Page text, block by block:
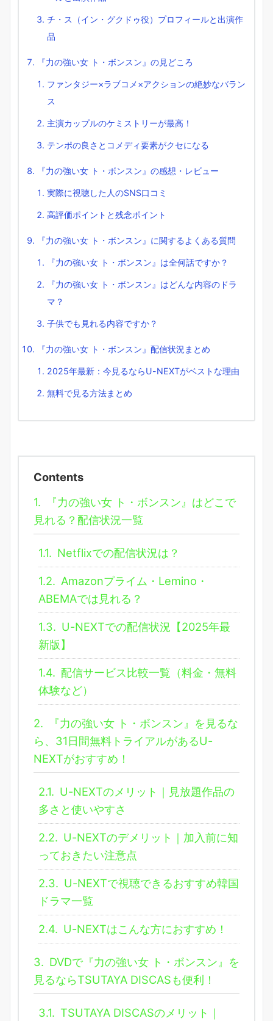
チ・ス（イン・グクドゥ役）プロフィールと出演作
品
『力の強い女 ト・ボンスン』の見どころ
ファンタジー×ラブコメ×アクションの絶妙なバラン
ス
主演カップルのケミストリーが最高！
テンポの良さとコメディ要素がクセになる
『力の強い女 ト・ボンスン』の感想・レビュー
実際に視聴した人のSNS口コミ
高評価ポイントと残念ポイント
『力の強い女 ト・ボンスン』に関するよくある質問
『力の強い女 ト・ボンスン』は全何話ですか？
『力の強い女 ト・ボンスン』はどんな内容のドラ
マ？
子供でも見れる内容ですか？
『力の強い女 ト・ボンスン』配信状況まとめ
2025年最新：今見るならU-NEXTがベストな理由
無料で見る方法まとめ
Contents
1.
『力の強い女 ト・ボンスン』はどこで
見れる？配信状況一覧
1.1. Netflixでの配信状況は？
1.2. Amazonプライム・Lemino・
ABEMAでは見れる？
1.3. U-NEXTでの配信状況【2025年最
新版】
1.4. 配信サービス比較一覧（料金・無料
体験など）
2.
『力の強い女 ト・ボンスン』を見るな
ら、31日間無料トライアルがあるU-
NEXTがおすすめ！
2.1. U-NEXTのメリット｜見放題作品の
多さと使いやすさ
2.2. U-NEXTのデメリット｜加入前に知
っておきたい注意点
2.3. U-NEXTで視聴できるおすすめ韓国
ドラマ一覧
2.4. U-NEXTはこんな方におすすめ！
3. DVDで『力の強い女 ト・ボンスン』を
見るならTSUTAYA DISCASも便利！
3.1. TSUTAYA DISCASのメリット｜